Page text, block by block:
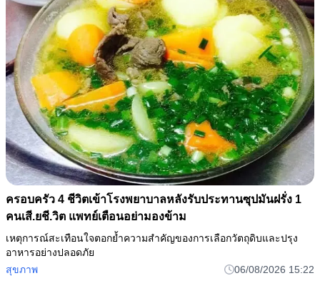
ครอบครัว 4 ชีวิตเข้าโรงพยาบาลหลังรับประทานซุปมันฝรั่ง 1
คนเสี.ยชี.วิต แพทย์เตือนอย่ามองข้าม
เหตุการณ์สะเทือนใจตอกย้ำความสำคัญของการเลือกวัตถุดิบและปรุง
อาหารอย่างปลอดภัย
สุขภาพ
06/08/2026 15:22